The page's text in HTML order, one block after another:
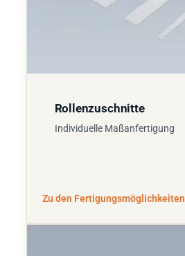
Rollenzuschnitte
Individuelle Maßanfertigung
Zu den Fertigungsmöglichkeiten